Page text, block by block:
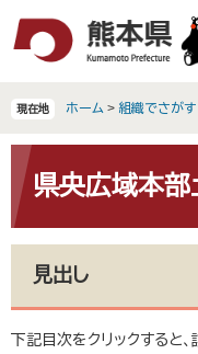
で
ば
文
現在地 ホーム > 組織でさがす
文 県央広域本部
見出し
下記目次をクリックすると